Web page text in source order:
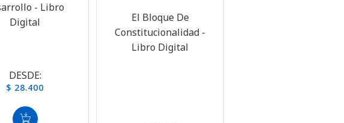
- Libro
Digital
DESDE:
$ 28.400
El Bloque De
Constitucionalidad -
Libro Digital